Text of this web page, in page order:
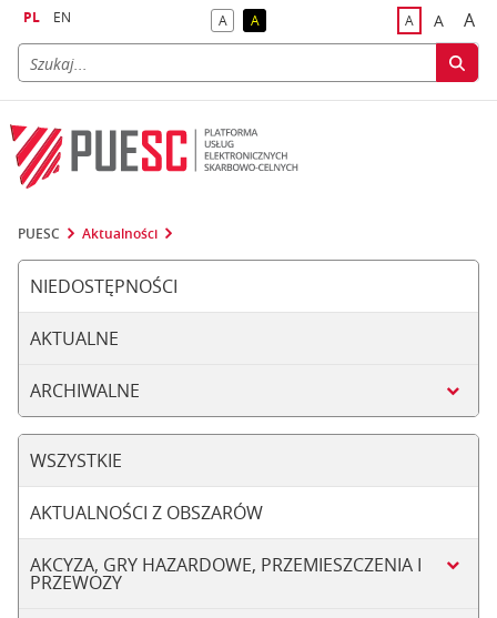
PL EN Akontrast domyślny
Akontrast żółty tekst na czarnym tle
Adomyślna
A A
PUESC Aktualności
NIEDOSTĘPNOŚCI
AKTUALNE
ARCHIWALNE
WSZYSTKIE
AKTUALNOŚCI Z OBSZARÓW
AKCYZA, GRY HAZARDOWE, PRZEMIESZCZENIA I
PRZEWOZY